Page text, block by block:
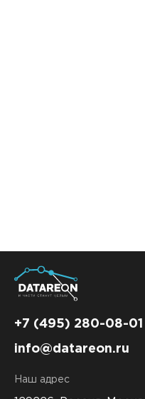
+7 (495) 280-08-01
info@datareon.ru
Наш адрес